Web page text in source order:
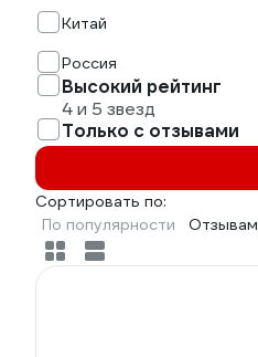
Китай
Россия
Высокий рейтинг
4 и 5 звезд
Только с отзывами
Сортировать по:
По популярности
Отзывам